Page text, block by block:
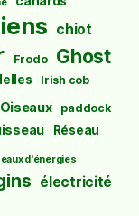
chiot
Frodo Ghost
Irish cob
Oiseaux paddock
Réseau
d'énergies
électricité